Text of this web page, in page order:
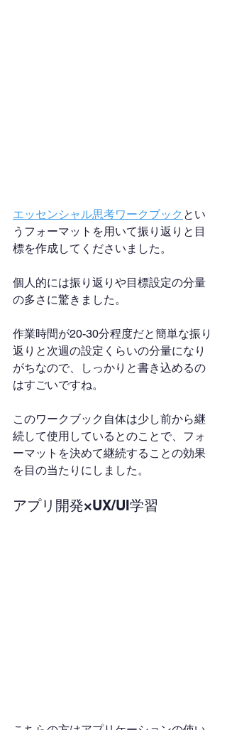
エッセンシャル思考ワークブック とい
うフォーマットを用いて振り返りと目
標を作成してくださいました。
個人的には振り返りや目標設定の分量
の多さに驚きました。
作業時間が20-30分程度だと簡単な振り
返りと次週の設定くらいの分量になり
がちなので、しっかりと書き込めるの
はすごいですね。
このワークブック自体は少し前から継
続して使用しているとのことで、フォ
ーマットを決めて継続することの効果
を目の当たりにしました。
アプリ開発×UX/UI学習